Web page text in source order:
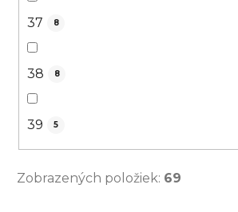
37 8
38 8
39 5
Zobrazených položiek: 69